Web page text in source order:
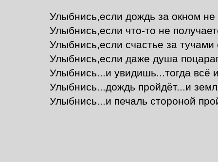
Улыбнись,если дождь за окном не
Улыбнись,если что-то не
Улыбнись,если счастье за тучами
Улыбнись,если даже душа
Улыбнись...и увидишь...тогда всё
Улыбнись...дождь пройдёт...и
Улыбнись...и печаль стороной